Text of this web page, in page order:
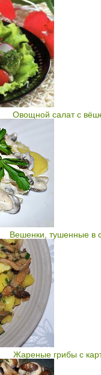
Овощной салат с
Вешенки, тушенные в
Жареные грибы с